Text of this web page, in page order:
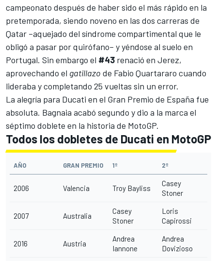
campeonato después de haber sido el más rápido en la
pretemporada, siendo noveno en las dos carreras de
Qatar –aquejado del síndrome compartimental que le
obligó a pasar por quirófano– y yéndose al suelo en
Portugal. Sin embargo el #43 renació en Jerez,
aprovechando el gatillazo de Fabio Quartararo cuando
lideraba y completando 25 vueltas sin un error.
La alegría para Ducati en el Gran Premio de España fue
absoluta. Bagnaia acabó segundo y dio a la marca el
séptimo doblete en la historia de MotoGP.
Todos los dobletes de Ducati en MotoGP
AÑO GRAN PREMIO 1º 2º
2006 Valencia Troy Bayliss
Casey
Stoner
2007 Australia
Casey
Stoner
Loris
Capirossi
2016 Austria
Andrea
Iannone
Andrea
Dovizioso